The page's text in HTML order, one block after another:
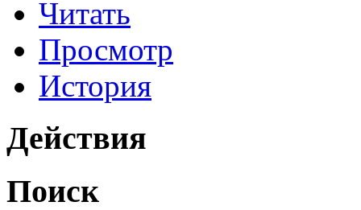
Читать
Просмотр
История
Действия
Поиск